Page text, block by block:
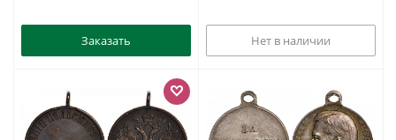
Заказать Нет в наличии